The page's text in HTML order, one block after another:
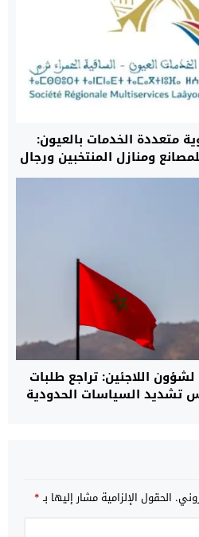
متعددة الخدمات بالعيون:
ومنازل المنتخبين ورجال
الأعمال
مفوضية الأمم المتحدة لشؤون اللاجئين: تراجع طلبات
تشديد السياسات الحدودية
الحقول الإلزامية مشار إليها بـ*